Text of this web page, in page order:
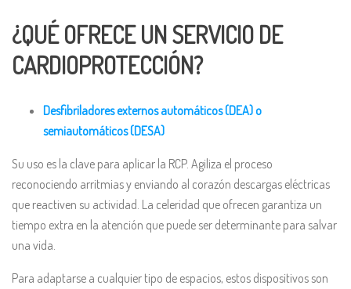
¿QUÉ OFRECE UN SERVICIO DE
CARDIOPROTECCIÓN?
Desfibriladores externos automáticos (DEA) o
semiautomáticos (DESA)
Su uso es la clave para aplicar la RCP. Agiliza el proceso
reconociendo arritmias y enviando al corazón descargas eléctricas
que reactiven su actividad. La celeridad que ofrecen garantiza un
tiempo extra en la atención que puede ser determinante para salvar
una vida.
Para adaptarse a cualquier tipo de espacios, estos dispositivos son